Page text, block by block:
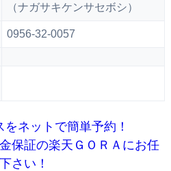
（ナガサキケンサセボシ）
0956-32-0057
をネットで簡単予約！
保証の楽天ＧＯＲＡにお任
さい！